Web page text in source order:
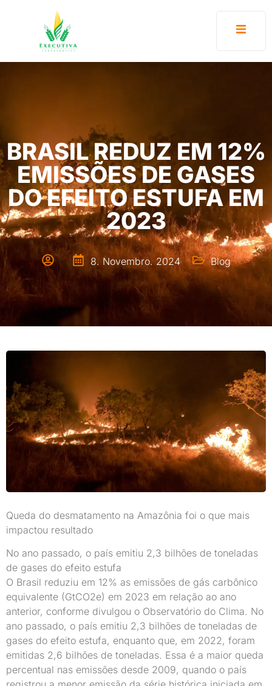
BRASIL REDUZ EM 12%
EMISSÕES DE GASES
DO EFEITO ESTUFA EM
2023
8. Novembro. 2024 Blog
Queda do desmatamento na Amazônia foi o que mais
impactou resultado
No ano passado, o país emitiu 2,3 bilhões de toneladas
de gases do efeito estufa
O Brasil reduziu em 12% as emissões de gás carbônico
equivalente (GtCO2e) em 2023 em relação ao ano
anterior, conforme divulgou o Observatório do Clima. No
ano passado, o país emitiu 2,3 bilhões de toneladas de
gases do efeito estufa, enquanto que, em 2022, foram
emitidas 2,6 bilhões de toneladas. Essa é a maior queda
percentual nas emissões desde 2009, quando o país